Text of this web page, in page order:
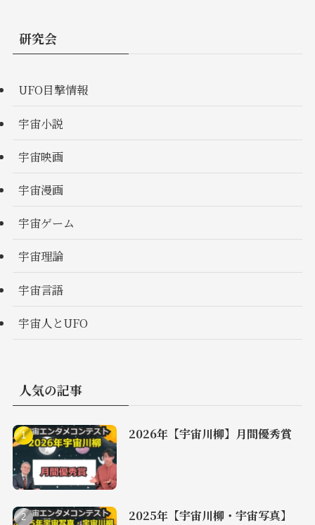
研究会
UFO目撃情報
宇宙小説
宇宙映画
宇宙漫画
宇宙ゲーム
宇宙理論
宇宙言語
宇宙人とUFO
人気の記事
2026年【宇宙川柳】月間優秀賞
2025年【宇宙川柳・宇宙写真】